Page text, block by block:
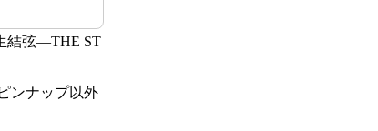
結弦―THE ST
ンナップ以外